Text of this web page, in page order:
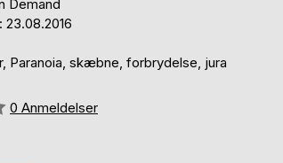
Demand
Paranoia, skæbne, forbrydelse, jura
0 Anmeldelser